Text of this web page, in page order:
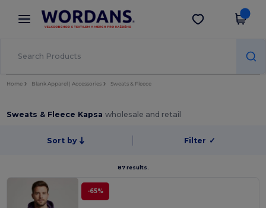
× Aplikace Wordans
Lepší ceny v aplikaci!
Stáhnout app
Home Blank Apparel | Accessories Sweats & Fleece
Sweats & Fleece Kapsawholesale and retail
Sort by Filter ✓
87 results.
-65%